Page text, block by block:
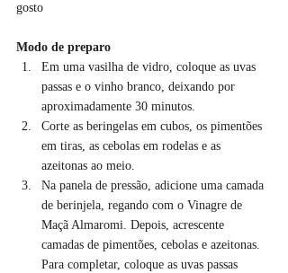
gosto
Modo de preparo
Em uma vasilha de vidro, coloque as uvas
passas e o vinho branco, deixando por
aproximadamente 30 minutos.
Corte as beringelas em cubos, os pimentões
em tiras, as cebolas em rodelas e as
azeitonas ao meio.
Na panela de pressão, adicione uma camada
de berinjela, regando com o Vinagre de
Maçã Almaromi. Depois, acrescente
camadas de pimentões, cebolas e azeitonas.
Para completar, coloque as uvas passas